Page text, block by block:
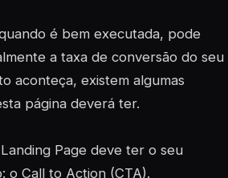
é bem executada, pode
a taxa de conversão do seu
aconteça, existem algumas
página deverá ter.
Page deve ter o seu
o Call to Action (CTA).